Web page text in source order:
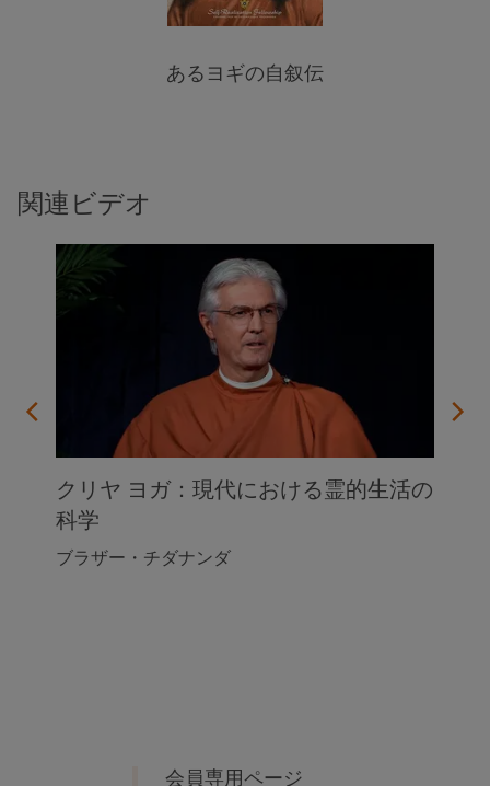
あるヨギの自叙伝
関連ビデオ
クリヤ ヨガ：現代における霊的生活の
科学
ブラザー・チダナンダ
会員専用ページ